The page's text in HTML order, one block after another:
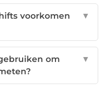
voorkomen
▼
om
▼